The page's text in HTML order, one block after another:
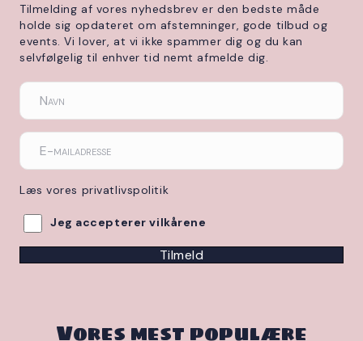
Tilmelding af vores nyhedsbrev er den bedste måde
holde sig opdateret om afstemninger, gode tilbud og
events. Vi lover, at vi ikke spammer dig og du kan
selvfølgelig til enhver tid nemt afmelde dig.
Læs vores privatlivspolitik
Jeg accepterer vilkårene
Tilmeld
Vores mest populære